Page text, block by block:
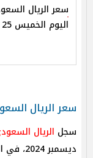
سعر الريال
اليوم الخميس 25 ديسمبر 2024
سعر الريال
سجل الريال
ديسمبر 2024، في البنك المركزي المصري: